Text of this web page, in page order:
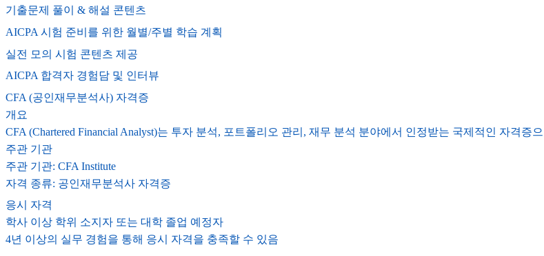
기출문제 풀이 & 해설 콘텐츠
AICPA 시험 준비를 위한 월별/주별 학습 계획
실전 모의 시험 콘텐츠 제공
AICPA 합격자 경험담 및 인터뷰
CFA (공인재무분석사) 자격증
개요
CFA (Chartered Financial Analyst)는 투자 분석, 포트폴리오 관리, 재무 분석 분야에서 인정받는 국제적인 자격
주관 기관
주관 기관: CFA Institute
자격 종류: 공인재무분석사 자격증
응시 자격
학사 이상 학위 소지자 또는 대학 졸업 예정자
4년 이상의 실무 경험을 통해 응시 자격을 충족할 수 있음